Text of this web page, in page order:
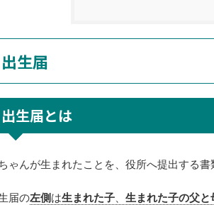
出生届
出生届とは
ゃんが生まれたことを、役所へ提出する書
届の左側は生まれた子 生まれた子の父と